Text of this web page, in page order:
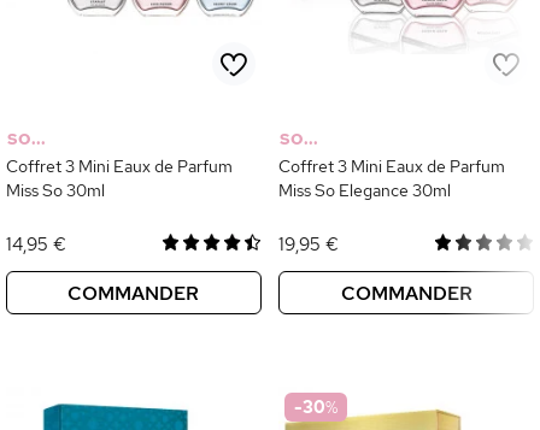
SO...
Coffret 3 Mini Eaux de Parfum
Miss So 30ml
14,95 €
COMMANDER
SO...
Coffret 3 Mini Eaux de Parfum
Miss So Elegance 30ml
19,95 €
COMMANDER
-30%